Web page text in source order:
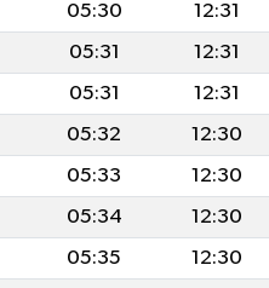
05:30 12:31
05:31 12:31
05:31 12:31
05:32 12:30
05:33 12:30
05:34 12:30
05:35 12:30